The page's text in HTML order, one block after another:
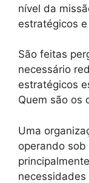
nível da
estratégicos
São feitas
necessário
estratégicos
Quem são os
Uma
operando